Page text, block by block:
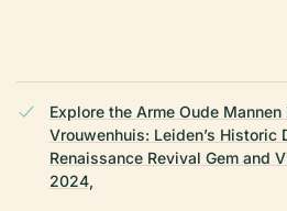
Explore the Arme Oude Mannen
Vrouwenhuis: Leiden’s Historic
Renaissance Revival Gem and
2024,